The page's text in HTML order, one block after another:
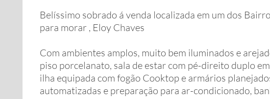
Belíssimo sobrado á venda localizada em um dos
para morar , Eloy Chaves
Com ambientes amplos, muito bem iluminados e
piso porcelanato, sala de estar com pé-direito duplo
ilha equipada com fogão Cooktop e armários
automatizadas e preparação para ar-condicionado,